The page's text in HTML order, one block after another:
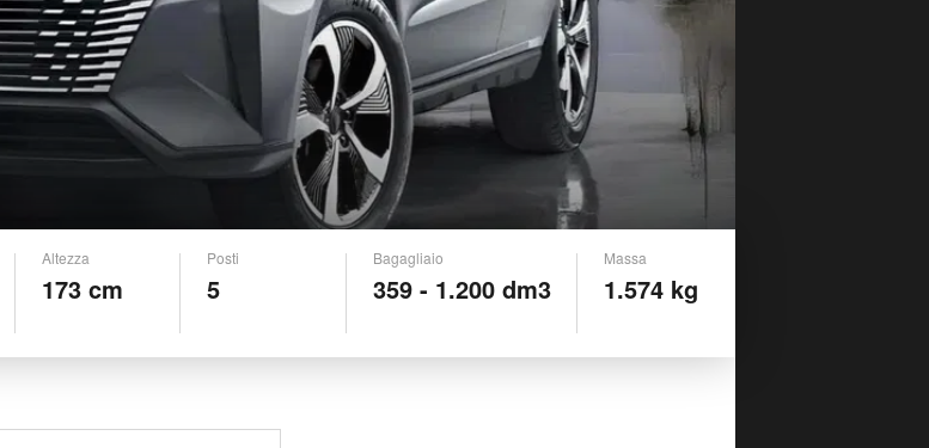
Altezza
173 cm
Posti
5
Bagagliaio
359 - 1.200 dm3
Massa
1.574 kg